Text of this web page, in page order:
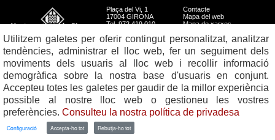
Plaça del Vi, 1
17004 GIRONA
Tel. 972 419 010
Contacte
Mapa del web
Mapa de xarxes
Utilitzem galetes per oferir contingut personalitzat, analitzar
tendències, administrar el lloc web, fer un seguiment dels
moviments dels usuaris al lloc web i recollir informació
demogràfica sobre la nostra base d'usuaris en conjunt.
Accepteu totes les galetes per gaudir de la millor experiència
possible al nostre lloc web o gestioneu les vostres
preferències. Consulteu la nostra política de privadesa
Configuració Accepta-ho tot Rebutja-ho tot